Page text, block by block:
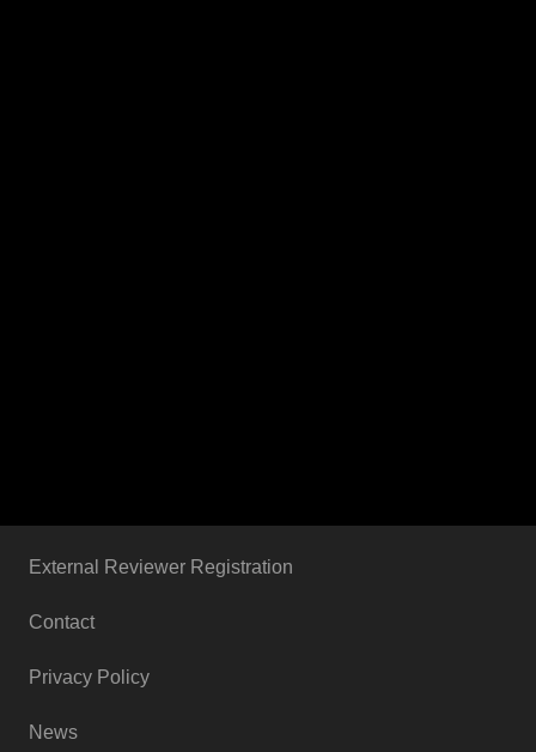
External Reviewer Registration
Contact
Privacy Policy
News